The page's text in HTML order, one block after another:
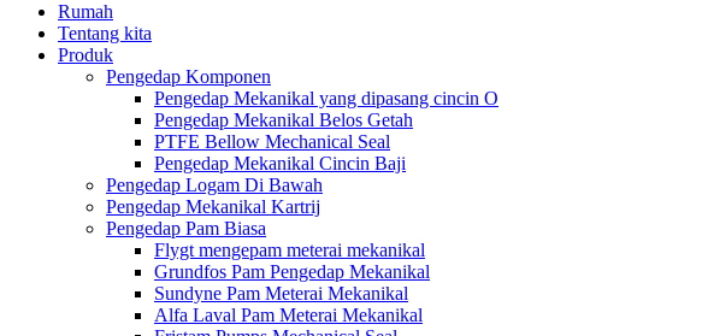
Rumah
Tentang kita
Produk
Pengedap Komponen
Pengedap Mekanikal yang dipasang cincin O
Pengedap Mekanikal Belos Getah
PTFE Bellow Mechanical Seal
Pengedap Mekanikal Cincin Baji
Pengedap Logam Di Bawah
Pengedap Mekanikal Kartrij
Pengedap Pam Biasa
Flygt mengepam meterai mekanikal
Grundfos Pam Pengedap Mekanikal
Sundyne Pam Meterai Mekanikal
Alfa Laval Pam Meterai Mekanikal